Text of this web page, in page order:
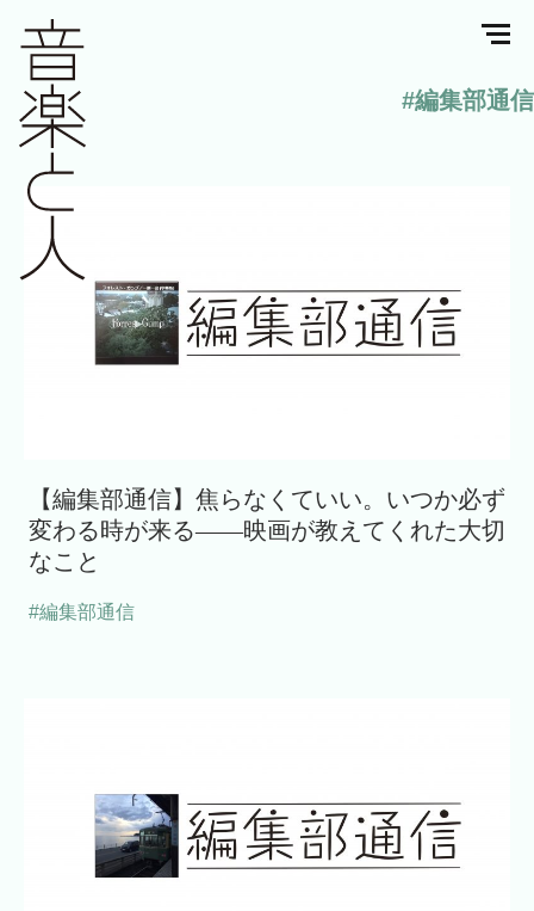
#編集部通信
【編集部通信】焦らなくていい。いつか必ず
変わる時が来る――映画が教えてくれた大切
なこと
#編集部通信